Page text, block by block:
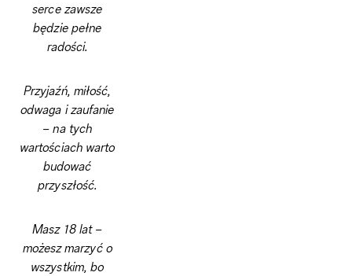
serce zawsze
będzie pełne
radości.
Przyjaźń, miłość,
odwaga i zaufanie
– na tych
wartościach warto
budować
przyszłość.
Masz 18 lat –
możesz marzyć o
wszystkim, bo